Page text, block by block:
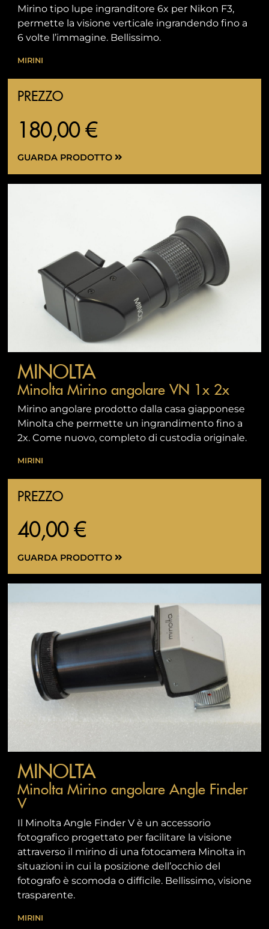
Mirino tipo lupe ingranditore 6x per Nikon F3,
permette la visione verticale ingrandendo fino a
6 volte l’immagine. Bellissimo.
MIRINI
PREZZO
180,00 €
GUARDA PRODOTTO
MINOLTA
Minolta Mirino angolare VN 1x 2x
Mirino angolare prodotto dalla casa giapponese
Minolta che permette un ingrandimento fino a
2x. Come nuovo, completo di custodia originale.
MIRINI
PREZZO
40,00 €
GUARDA PRODOTTO
MINOLTA
Minolta Mirino angolare Angle Finder
V
Il Minolta Angle Finder V è un accessorio
fotografico progettato per facilitare la visione
attraverso il mirino di una fotocamera Minolta in
situazioni in cui la posizione dell’occhio del
fotografo è scomoda o difficile. Bellissimo, visione
trasparente.
MIRINI